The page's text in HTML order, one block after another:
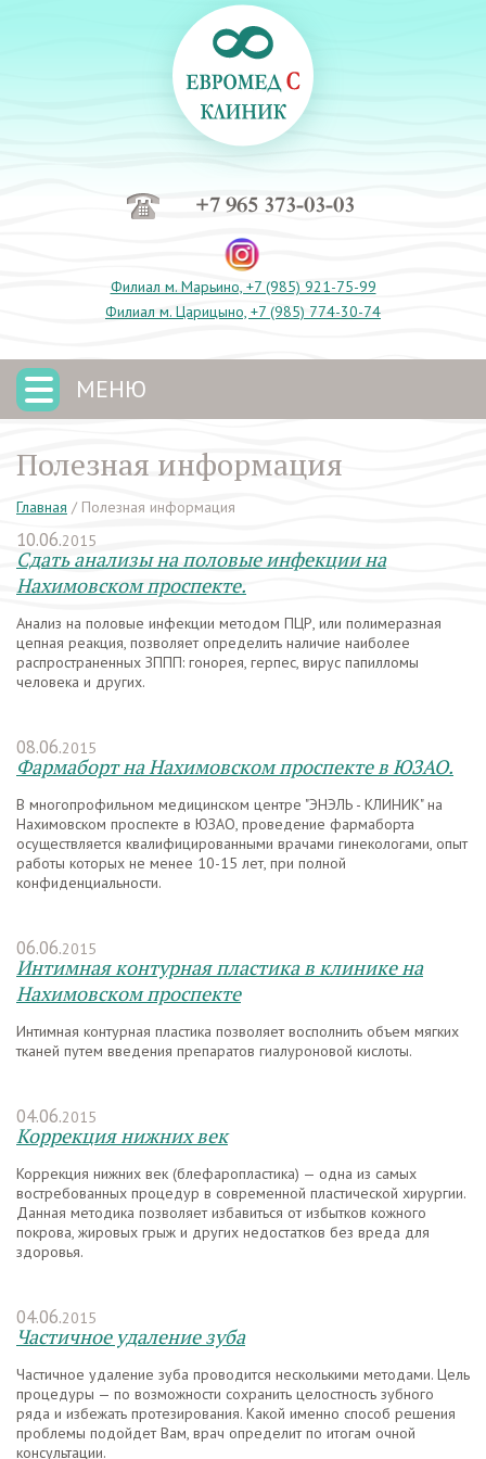
+7 965 373-03-03
Филиал м. Марьино, +7 (985) 921-75-99
Филиал м. Царицыно, +7 (985) 774-30-74
МЕНЮ
Полезная информация
Главная / Полезная информация
10.06.2015
Сдать анализы на половые инфекции на
Нахимовском проспекте.
Анализ на половые инфекции методом ПЦР, или полимеразная
цепная реакция, позволяет определить наличие наиболее
распространенных ЗППП: гонорея, герпес, вирус папилломы
человека и других.
08.06.2015
Фармаборт на Нахимовском проспекте в ЮЗАО.
В многопрофильном медицинском центре "ЭНЭЛЬ - КЛИНИК" на
Нахимовском проспекте в ЮЗАО, проведение фармаборта
осуществляется квалифицированными врачами гинекологами, опыт
работы которых не менее 10-15 лет, при полной
конфиденциальности.
06.06.2015
Интимная контурная пластика в клинике на
Нахимовском проспекте
Интимная контурная пластика позволяет восполнить объем мягких
тканей путем введения препаратов гиалуроновой кислоты.
04.06.2015
Коррекция нижних век
Коррекция нижних век (блефаропластика) — одна из самых
востребованных процедур в современной пластической хирургии.
Данная методика позволяет избавиться от избытков кожного
покрова, жировых грыж и других недостатков без вреда для
здоровья.
04.06.2015
Частичное удаление зуба
Частичное удаление зуба проводится несколькими методами. Цель
процедуры — по возможности сохранить целостность зубного
ряда и избежать протезирования. Какой именно способ решения
проблемы подойдет Вам, врач определит по итогам очной
консультации.